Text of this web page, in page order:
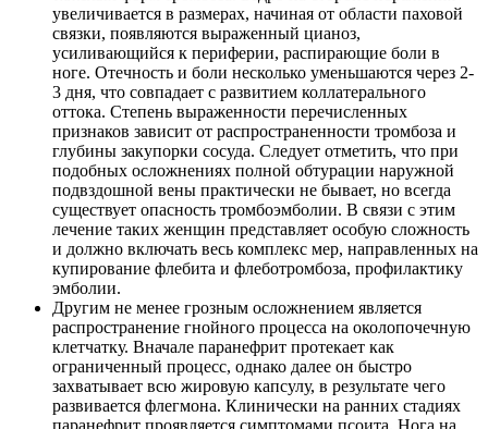
увеличивается в размерах, начиная от области паховой
связки, появляются выраженный цианоз,
усиливающийся к периферии, распирающие боли в
ноге. Отечность и боли несколько уменьшаются через 2-
3 дня, что совпадает с развитием коллатерального
оттока. Степень выраженности перечисленных
признаков зависит от распространенности тромбоза и
глубины закупорки сосуда. Следует отметить, что при
подобных осложнениях полной обтурации наружной
подвздошной вены практически не бывает, но всегда
существует опасность тромбоэмболии. В связи с этим
лечение таких женщин представляет особую сложность
и должно включать весь комплекс мер, направленных на
купирование флебита и флеботромбоза, профилактику
эмболии.
Другим не менее грозным осложнением является
распространение гнойного процесса на околопочечную
клетчатку. Вначале паранефрит протекает как
ограниченный процесс, однако далее он быстро
захватывает всю жировую капсулу, в результате чего
развивается флегмона. Клинически на ранних стадиях
паранефрит проявляется симптомами псоита. Нога на